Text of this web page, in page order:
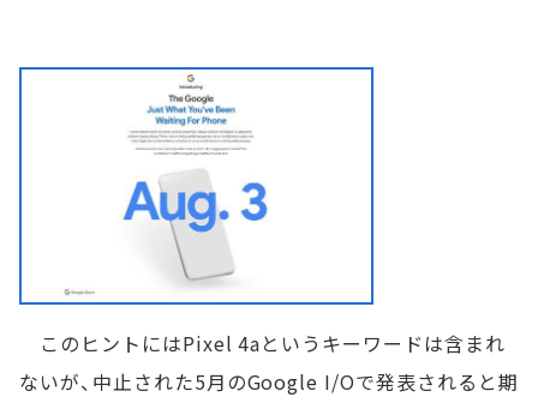
このヒントにはPixel 4aというキーワードは含まれ
ないが、中止された5月のGoogle I/Oで発表されると期